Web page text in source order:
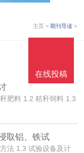
主页 > 期刊导读 >
肥料 1.2 秸秆饲料 1.3
取铝、铁试
法 1.3 试验设备及计
在线投稿
在线投稿